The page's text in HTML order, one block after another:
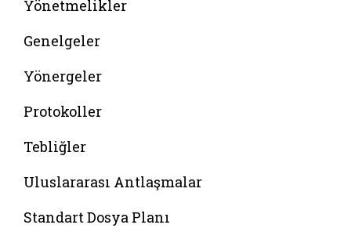
Yönetmelikler
Genelgeler
Yönergeler
Protokoller
Tebliğler
Uluslararası Antlaşmalar
Standart Dosya Planı